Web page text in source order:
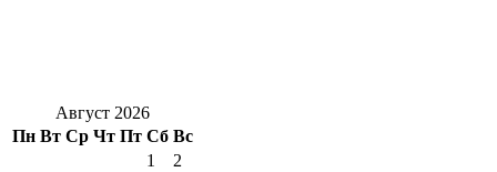
Август 2026
Пн Вт Ср Чт Пт Сб Вс
1
2